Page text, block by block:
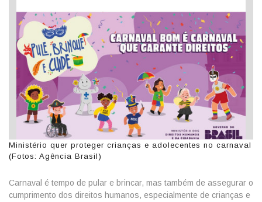
Ministério quer proteger crianças e adolecentes no carnaval
(Fotos: Agência Brasil)
Carnaval é tempo de pular e brincar, mas também de assegurar o
cumprimento dos direitos humanos, especialmente de crianças e